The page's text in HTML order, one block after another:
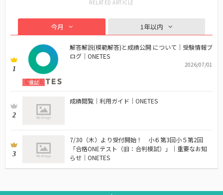
今月 1年以内
1
模試
解答解説(模範解答)と成績公開 について｜受験情報ブ
ログ｜ONETES
2026/07/01
2
成績閲覧｜利用ガイド｜ONETES
3
7/30（木）より受付開始！ 小６第3回小５第2回
「合格ONEテスト（旧：合判模試）」｜重要なお知
らせ｜ONETES